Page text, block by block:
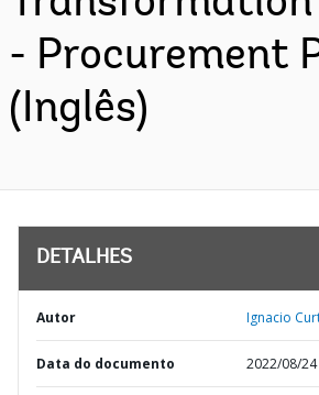
- Procurement
(Inglês)
DETALHES
Autor Ignacio
Data do documento 2022/08/24